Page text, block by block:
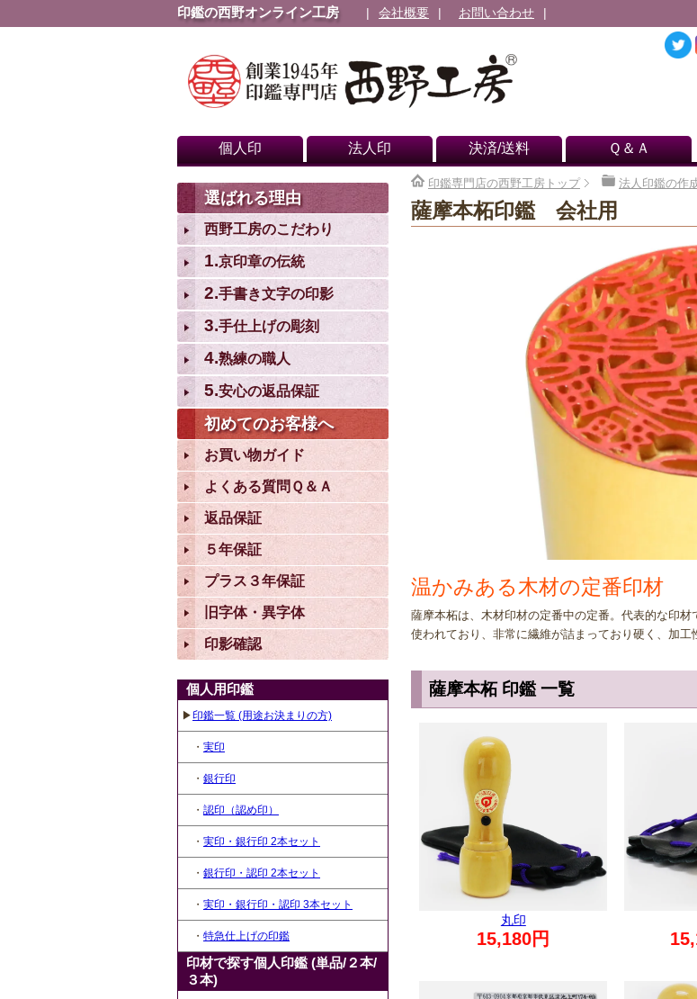
印鑑の西野オンライン工房 会社概要 お問い合わせ
個人印 法人印 決済/送料 Ｑ＆Ａ
選ばれる理由
西野工房のこだわり
1.京印章の伝統
2.手書き文字の印影
3.手仕上げの彫刻
4.熟練の職人
5.安心の返品保証
初めてのお客様へ
お買い物ガイド
よくある質問Ｑ＆Ａ
返品保証
５年保証
プラス３年保証
旧字体・異字体
印影確認
個人用印鑑
▶印鑑一覧 (用途お決まりの方)
・ 実印
・ 銀行印
・ 認印（認め印）
・ 実印・銀行印 2本セット
・ 銀行印・認印 2本セット
・ 実印・銀行印・認印 3本セット
・ 特急仕上げの印鑑
印材で探す個人印鑑 (単品/２本/
３本)
印鑑専門店の西野工房トップ 法人印鑑の作
薩摩本柘印鑑 会社用
温かみある木材の定番印材
薩摩本柘は、木材印材の定番中の定番。代表的な印
使われており、非常に繊維が詰まっており硬く、加
薩摩本柘 印鑑 一覧
丸印
15,180円